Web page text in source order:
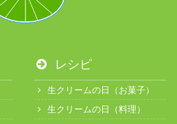
レシピ
生クリームの日（お菓子）
生クリームの日（料理）